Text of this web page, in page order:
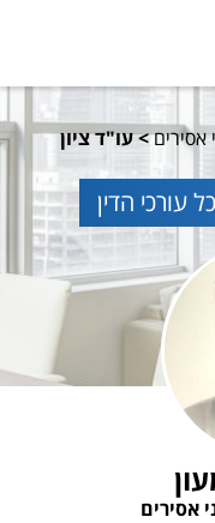
עורכי הדין
אסירים>עו"ד ציון
אסירים